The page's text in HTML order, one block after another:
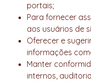
portais;
Para fornecer
aos usuários de
Oferecer e
informações
Manter
internos,